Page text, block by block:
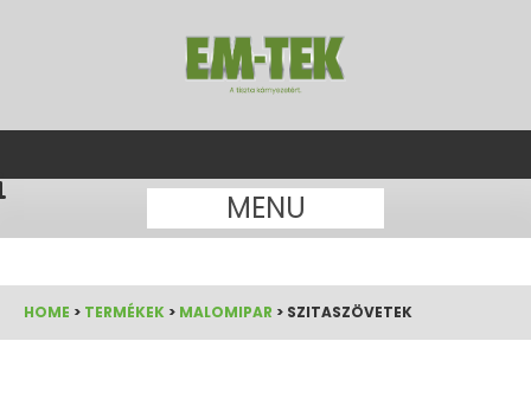
MENU
HOME > TERMÉKEK > MALOMIPAR > SZITASZÖVETEK